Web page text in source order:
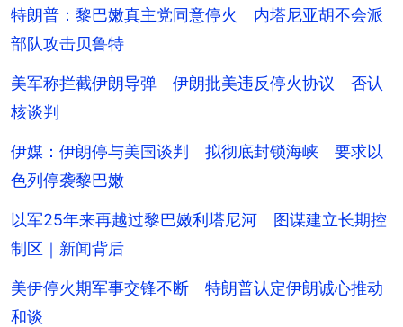
特朗普：黎巴嫩真主党同意停火 内塔尼亚胡不会派
部队攻击贝鲁特
美军称拦截伊朗导弹 伊朗批美违反停火协议 否认
核谈判
伊媒：伊朗停与美国谈判 拟彻底封锁海峡 要求以
色列停袭黎巴嫩
以军25年来再越过黎巴嫩利塔尼河 图谋建立长期控
制区｜新闻背后
美伊停火期军事交锋不断 特朗普认定伊朗诚心推动
和谈